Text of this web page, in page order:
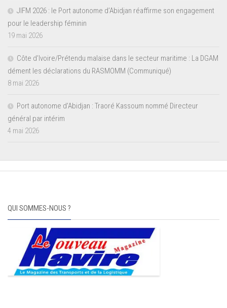
JIFM 2026 : le Port autonome d’Abidjan réaffirme son engagement
pour le leadership féminin
19 mai 2026
Côte d’Ivoire/Prétendu malaise dans le secteur maritime : La DGAM
dément les déclarations du RASMOMM (Communiqué)
8 mai 2026
Port autonome d’Abidjan : Traoré Kassoum nommé Directeur
général par intérim
4 mai 2026
QUI SOMMES-NOUS ?